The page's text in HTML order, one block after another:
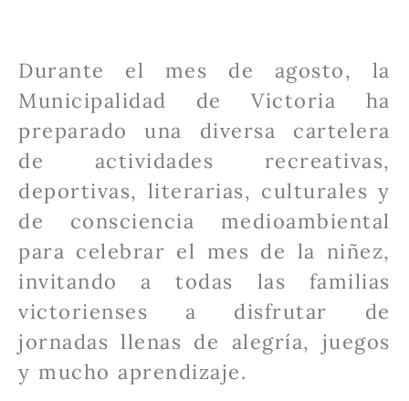
Durante el mes de agosto, la
Municipalidad de Victoria ha
preparado una diversa cartelera
de actividades recreativas,
deportivas, literarias, culturales y
de consciencia medioambiental
para celebrar el mes de la niñez,
invitando a todas las familias
victorienses a disfrutar de
jornadas llenas de alegría, juegos
y mucho aprendizaje.